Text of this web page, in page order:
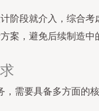
阶段就介入，综合考
案，避免后续制造中
，需要具备多方面的核